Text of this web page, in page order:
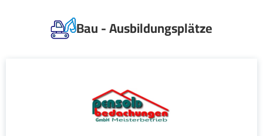
Bau - Ausbildungsplätze